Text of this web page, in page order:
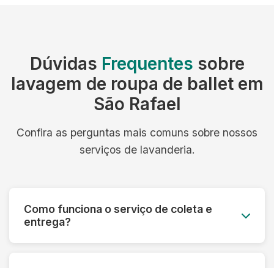
Dúvidas Frequentes sobre
lavagem de roupa de ballet em
São Rafael
Confira as perguntas mais comuns sobre nossos
serviços de lavanderia.
Como funciona o serviço de coleta e
entrega?